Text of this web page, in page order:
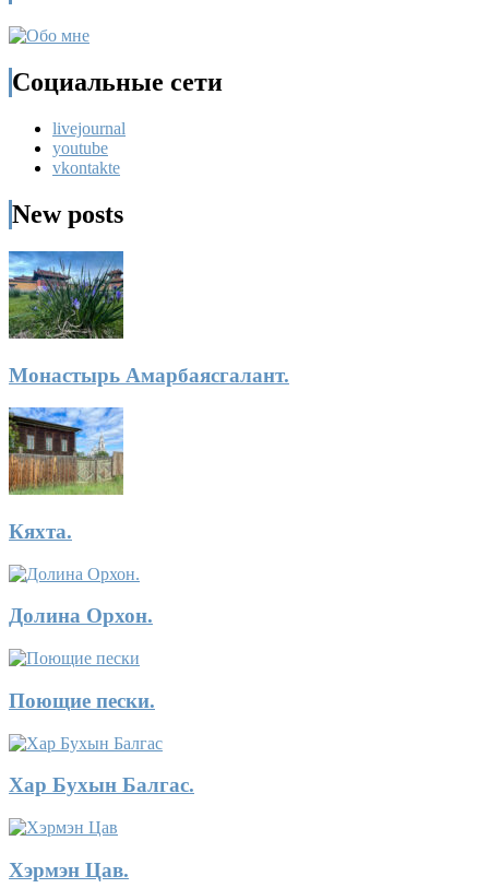
Социальные сети
livejournal
youtube
vkontakte
New posts
Монастырь Амарбаясгалант.
Кяхта.
Долина Орхон.
Поющие пески.
Хар Бухын Балгас.
Хэрмэн Цав.